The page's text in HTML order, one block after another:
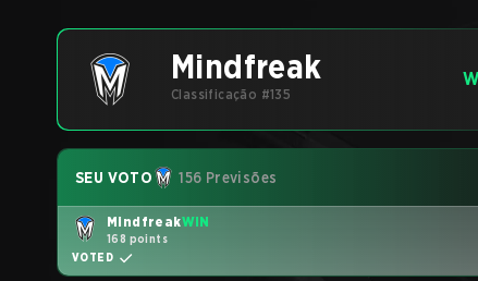
Mindfreak
Classificação #135
SEU VOTO 156 Previsões
MindfreakWIN
168 points
VOTED